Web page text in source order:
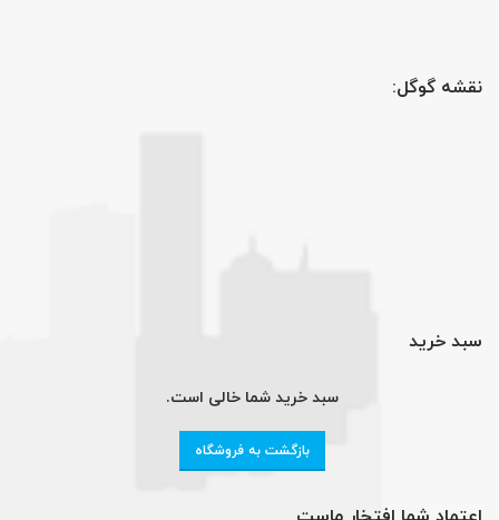
نقشه گوگل:
سبد خرید
سبد خرید شما خالی است.
بازگشت به فروشگاه